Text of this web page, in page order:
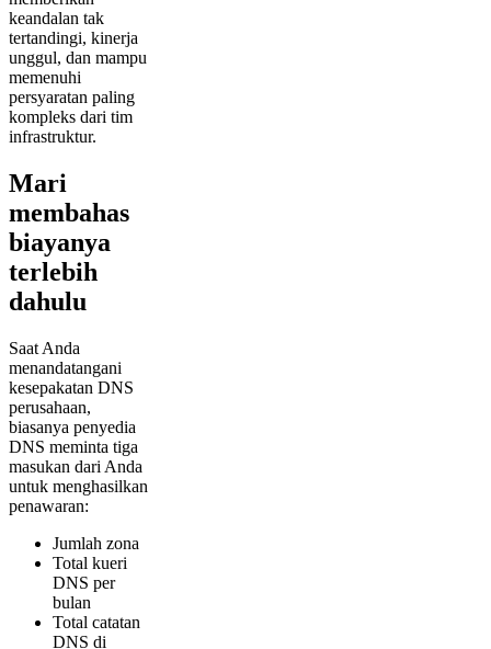
keandalan tak
tertandingi, kinerja
unggul, dan mampu
memenuhi
persyaratan paling
kompleks dari tim
infrastruktur.
Mari
membahas
biayanya
terlebih
dahulu
Saat Anda
menandatangani
kesepakatan DNS
perusahaan,
biasanya penyedia
DNS meminta tiga
masukan dari Anda
untuk menghasilkan
penawaran:
Jumlah zona
Total kueri
DNS per
bulan
Total catatan
DNS di